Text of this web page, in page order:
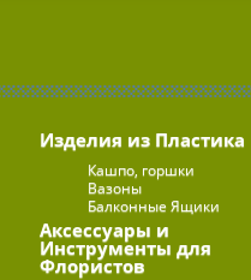
Изделия из Пластика
Кашпо, горшки
Вазоны
Балконные Ящики
Аксессуары и
Инструменты для
Флористов